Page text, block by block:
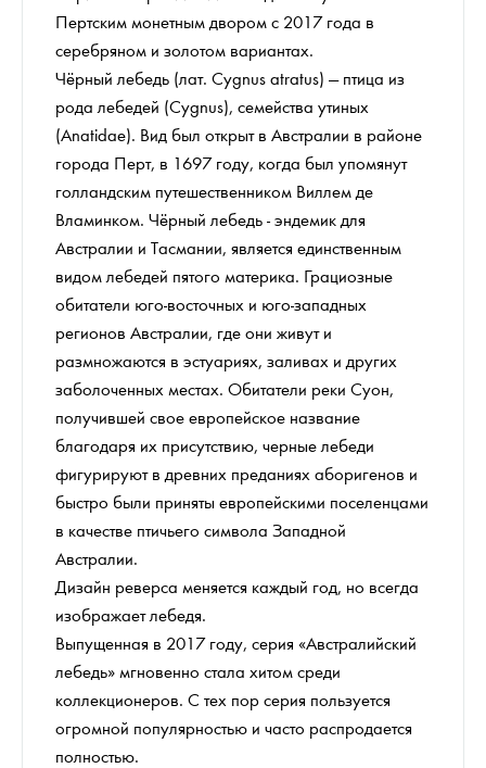
Пертским монетным двором с 2017 года в
серебряном и золотом вариантах.
Чёрный лебедь (лат. Cygnus atratus) — птица из
рода лебедей (Cygnus), семейства утиных
(Anatidae). Вид был открыт в Австралии в районе
города Перт, в 1697 году, когда был упомянут
голландским путешественником Виллем де
Вламинком. Чёрный лебедь - эндемик для
Австралии и Тасмании, является единственным
видом лебедей пятого материка. Грациозные
обитатели юго-восточных и юго-западных
регионов Австралии, где они живут и
размножаются в эстуариях, заливах и других
заболоченных местах. Обитатели реки Суон,
получившей свое европейское название
благодаря их присутствию, черные лебеди
фигурируют в древних преданиях аборигенов и
быстро были приняты европейскими поселенцами
в качестве птичьего символа Западной
Австралии.
Дизайн реверса меняется каждый год, но всегда
изображает лебедя.
Выпущенная в 2017 году, серия «Австралийский
лебедь» мгновенно стала хитом среди
коллекционеров. С тех пор серия пользуется
огромной популярностью и часто распродается
полностью.